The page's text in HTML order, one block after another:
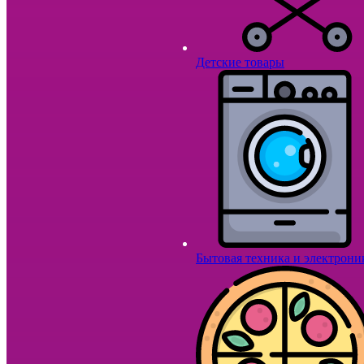
Детские товары
Бытовая техника и